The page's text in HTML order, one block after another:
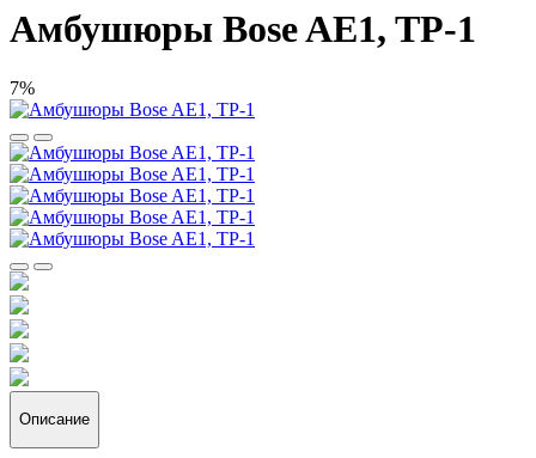
Амбушюры Bose AE1, TP-1
7%
Описание